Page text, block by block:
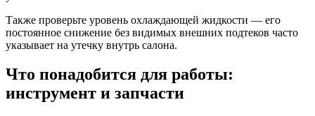
Также проверьте уровень охлаждающей жидкости — его
постоянное снижение без видимых внешних подтеков часто
указывает на утечку внутрь салона.
Что понадобится для работы:
инструмент и запчасти